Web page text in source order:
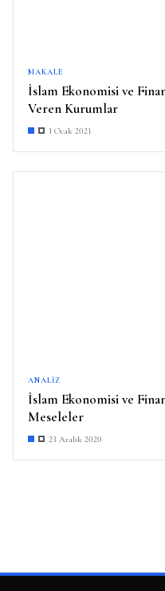
MAKALE
İslam Ekonomisi ve
Veren Kurumlar
1 Ocak 2021
ANALIZ
İslam Ekonomisi ve
Meseleler
23 Aralık 2020